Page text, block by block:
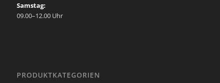
Samstag:
09.00–12.00 Uhr
PRODUKTKATEGORIEN